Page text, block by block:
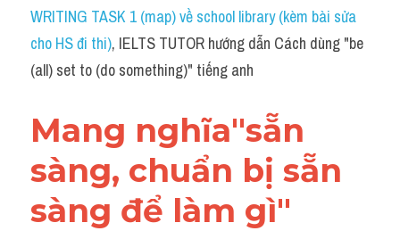
Idiom
Grammar
Word form
Cách dùng từ
Phân biệt từ
WRITING TASK 1 (map) về school library (kèm bài sửa
cho HS đi thi), IELTS TUTOR hướng dẫn Cách dùng "be
(all) set to (do something)" tiếng anh
Mang nghĩa"sẵn
sàng, chuẩn bị sẵn
sàng để làm gì"